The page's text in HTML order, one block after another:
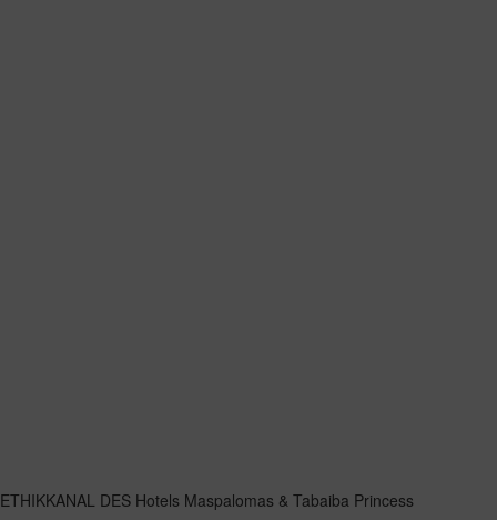
ETHIKKANAL DES Hotels Maspalomas & Tabaiba Princess